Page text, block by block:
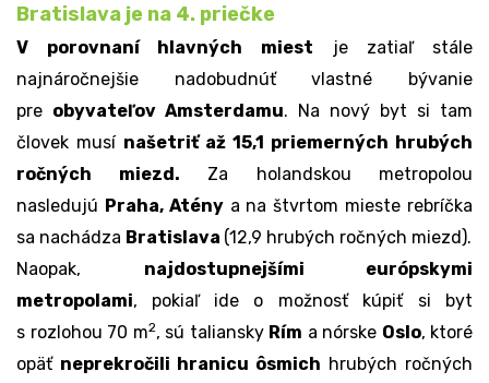
Bratislava je na 4. priečke
V porovnaní hlavných miest je zatiaľ stále
najnáročnejšie nadobudnúť vlastné bývanie
pre obyvateľov Amsterdamu. Na nový byt si tam
človek musí našetriť až 15,1 priemerných hrubých
ročných miezd. Za holandskou metropolou
nasledujú Praha, Aténya na štvrtom mieste rebríčka
sa nachádza Bratislava (12,9 hrubých ročných miezd).
Naopak, najdostupnejšími európskymi
metropolami, pokiaľ ide o možnosť kúpiť si byt
s rozlohou 70 m2, sú taliansky Rím a nórske Oslo, ​​ktoré
opäť neprekročili hranicu ôsmich hrubých ročných